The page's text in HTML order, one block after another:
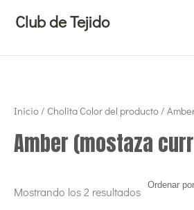
contenido
Club de Tejido
Inicio/ Cholita Color del producto /
Amber (mostaza
Mostrando los 2 resultados
Ordenado
por